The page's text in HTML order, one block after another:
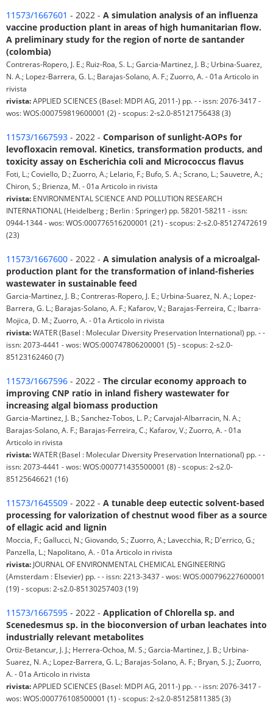
11573/1667601 - 2022 - A simulation analysis of an influenza
vaccine production plant in areas of high humanitarian flow.
A preliminary study for the region of norte de santander
(colombia)
Contreras-Ropero, J. E.; Ruiz-Roa, S. L.; Garcia-Martinez, J. B.; Urbina-Suarez,
N. A.; Lopez-Barrera, G. L.; Barajas-Solano, A. F.; Zuorro, A. - 01a Articolo in
rivista
rivista:APPLIED SCIENCES (Basel: MDPI AG, 2011-) pp. - - issn: 2076-3417 -
wos: WOS:000759819600001 (2) - scopus: 2-s2.0-85121756438 (3)
11573/1667593 - 2022 - Comparison of sunlight-AOPs for
levofloxacin removal. Kinetics, transformation products, and
toxicity assay on Escherichia coli and Micrococcus flavus
Foti, L.; Coviello, D.; Zuorro, A.; Lelario, F.; Bufo, S. A.; Scrano, L.; Sauvetre, A.;
Chiron, S.; Brienza, M. - 01a Articolo in rivista
rivista: ENVIRONMENTAL SCIENCE AND POLLUTION RESEARCH
INTERNATIONAL (Heidelberg ; Berlin : Springer) pp. 58201-58211 - issn:
0944-1344 - wos: WOS:000776516200001 (21) - scopus: 2-s2.0-85127472619
(23)
11573/1667600 - 2022 - A simulation analysis of a microalgal-
production plant for the transformation of inland-fisheries
wastewater in sustainable feed
Garcia-Martinez, J. B.; Contreras-Ropero, J. E.; Urbina-Suarez, N. A.; Lopez-
Barrera, G. L.; Barajas-Solano, A. F.; Kafarov, V.; Barajas-Ferreira, C.; Ibarra-
Mojica, D. M.; Zuorro, A. - 01a Articolo in rivista
rivista:WATER (Basel : Molecular Diversity Preservation International) pp. - -
issn: 2073-4441 - wos: WOS:000747806200001 (5) - scopus: 2-s2.0-
85123162460 (7)
11573/1667596 - 2022 - The circular economy approach to
improving CNP ratio in inland fishery wastewater for
increasing algal biomass production
Garcia-Martinez, J. B.; Sanchez-Tobos, L. P.; Carvajal-Albarracin, N. A.;
Barajas-Solano, A. F.; Barajas-Ferreira, C.; Kafarov, V.; Zuorro, A. - 01a
Articolo in rivista
rivista:WATER (Basel : Molecular Diversity Preservation International) pp. - -
issn: 2073-4441 - wos: WOS:000771435500001 (8) - scopus: 2-s2.0-
85125646621 (16)
11573/1645509 - 2022 - A tunable deep eutectic solvent-based
processing for valorization of chestnut wood fiber as a source
of ellagic acid and lignin
Moccia, F.; Gallucci, N.; Giovando, S.; Zuorro, A.; Lavecchia, R.; D'errico, G.;
Panzella, L.; Napolitano, A. - 01a Articolo in rivista
rivista: JOURNAL OF ENVIRONMENTAL CHEMICAL ENGINEERING
(Amsterdam : Elsevier) pp. - - issn: 2213-3437 - wos: WOS:000796227600001
(19) - scopus: 2-s2.0-85130257403 (19)
11573/1667595 - 2022 - Application of Chlorella sp. and
Scenedesmus sp. in the bioconversion of urban leachates into
industrially relevant metabolites
Ortiz-Betancur, J. J.; Herrera-Ochoa, M. S.; Garcia-Martinez, J. B.; Urbina-
Suarez, N. A.; Lopez-Barrera, G. L.; Barajas-Solano, A. F.; Bryan, S. J.; Zuorro,
A. - 01a Articolo in rivista
rivista:APPLIED SCIENCES (Basel: MDPI AG, 2011-) pp. - - issn: 2076-3417 -
wos: WOS:000776108500001 (1) - scopus: 2-s2.0-85125811385 (3)